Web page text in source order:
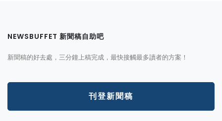
NEWSBUFFET 新聞稿自助吧
新聞稿的好去處，三分鐘上稿完成，最快接觸最多讀者的方案！
刊登新聞稿